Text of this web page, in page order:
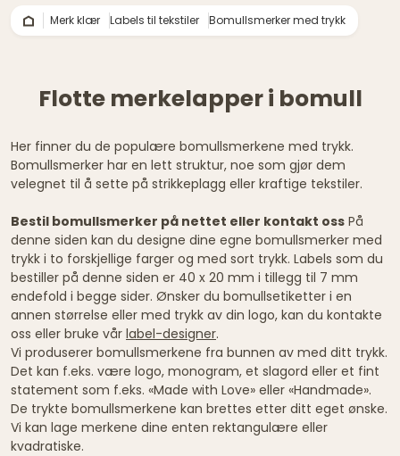
Merk klær Labels til tekstiler Bomullsmerker med trykk
Flotte merkelapper i bomull
Her finner du de populære bomullsmerkene med trykk.
Bomullsmerker har en lett struktur, noe som gjør dem
velegnet til å sette på strikkeplagg eller kraftige tekstiler.
Bestil bomullsmerker på nettet eller kontakt oss På
denne siden kan du designe dine egne bomullsmerker med
trykk i to forskjellige farger og med sort trykk. Labels som du
bestiller på denne siden er 40 x 20 mm i tillegg til 7 mm
endefold i begge sider. Ønsker du bomullsetiketter i en
annen størrelse eller med trykk av din logo, kan du kontakte
oss eller bruke vår label-designer.
Vi produserer bomullsmerkene fra bunnen av med ditt trykk.
Det kan f.eks. være logo, monogram, et slagord eller et fint
statement som f.eks. «Made with Love» eller «Handmade».
De trykte bomullsmerkene kan brettes etter ditt eget ønske.
Vi kan lage merkene dine enten rektangulære eller
kvadratiske.